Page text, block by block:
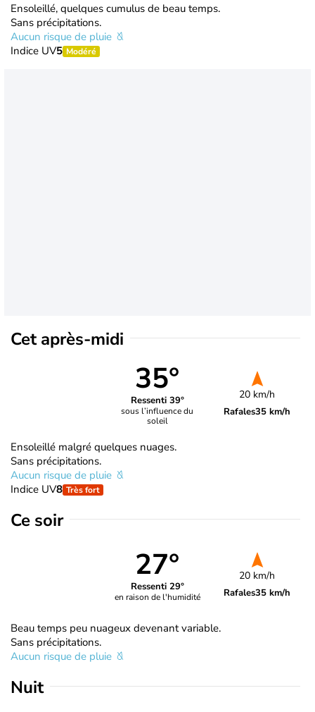
Ensoleillé, quelques cumulus de beau temps.
Sans précipitations.
Aucun risque de pluie
Indice UV5 Modéré
Cet après-midi
35°
Ressenti 39°
sous l’influence du
soleil
20 km/h
Rafales35 km/h
Ensoleillé malgré quelques nuages.
Sans précipitations.
Aucun risque de pluie
Indice UV8 Très fort
Ce soir
27°
Ressenti 29°
en raison de l'humidité
20 km/h
Rafales35 km/h
Beau temps peu nuageux devenant variable.
Sans précipitations.
Aucun risque de pluie
Nuit